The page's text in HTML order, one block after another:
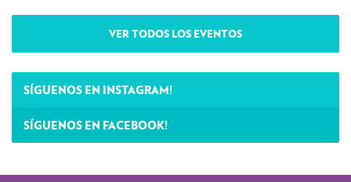
VER TODOS LOS EVENTOS
SÍGUENOS EN INSTAGRAM!
SÍGUENOS EN FACEBOOK!